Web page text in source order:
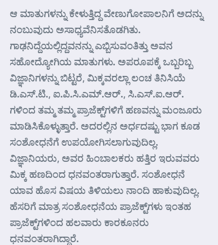
ಆ ಮಾತುಗಳನ್ನು ಕೇಳುತ್ತಿದ್ದ ವೇಣುಗೋಪಾಲನಿಗೆ ಅದನ್ನು
ನಂಬುವುದು ಅಸಾಧ್ಯವೆನಿಸತೊಡಗಿತು.
ಗಾಢನಿದ್ದೆಯಲ್ಲಿದ್ದವನನ್ನು ಎಬ್ಬಿಸುವಂತಿತ್ತು ಅವನ
ಸಹೋದ್ಯೋಗಿಯ ಮಾತುಗಳು. ಅಪರೂಪಕ್ಕೆ ಒಬ್ಬರಿಬ್ಬ
ವಿಜ್ಞಾನಿಗಳನ್ನು ಬಿಟ್ಟರೆ, ಮಿಕ್ಕವರಲ್ಲಾ ಲಂಚ ತಿನಿಸಿಯೆ
ಡಿ.ಎಸ್.ಟಿ., ಐ.ಪಿ.ಸಿ.ಎಮ್.ಆರ್., ಸಿ.ಎಸ್.ಐ.ಆರ್.
ಗಳಿಂದ ತಮ್ಮ ತಮ್ಮ ಪ್ರಾಜೆಕ್ಟ್‌ಗಳಿಗೆ ಹಣವನ್ನು ಮಂಜೂರು
ಮಾಡಿಸಿಕೊಳ್ಳುತ್ತಾರೆ. ಅದರಲ್ಲಿನ ಅರ್ಧದಷ್ಟು ಭಾಗ ಕೂಡ
ಸಂಶೋಧನೆಗೆ ಉಪಯೋಗಿಸಲಾಗುವುದಿಲ್ಲ.
ವಿಜ್ಞಾನಿಯರು, ಅವರ ಹಿಂಬಾಲಕರು ಹತ್ತಿರ ಇರುವವರು
ಮಿಕ್ಕ ಹಣದಿಂದ ಧನವಂತರಾಗುತ್ತಾರೆ. ಸಂಶೋಧನೆ
ಯಾವ ಹೊಸ ವಿಷಯ ತಿಳಿಯಲು ನಾಂದಿ ಹಾಕುವುದಿಲ್ಲ.
ಹೆಸರಿಗೆ ಮಾತ್ರ ಸಂಶೋಧನೆಯ ಪ್ರಾಜೆಕ್ಟ್‌ಗಳು ಇಂತಹ
ಪ್ರಾಜೆಕ್ಟ್‌ಗಳಿಂದ ಹಲವಾರು ಕಾರಕೂನರು
ಧನವಂತರಾಗಿದ್ದಾರೆ.